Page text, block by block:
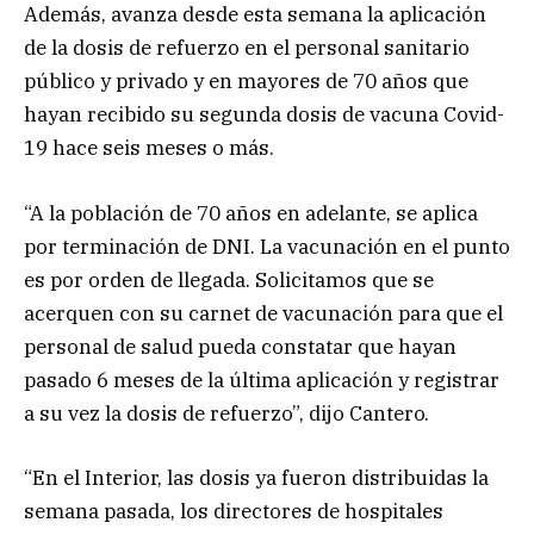
Además, avanza desde esta semana la aplicación
de la dosis de refuerzo en el personal sanitario
público y privado y en mayores de 70 años que
hayan recibido su segunda dosis de vacuna Covid-
19 hace seis meses o más.
“A la población de 70 años en adelante, se aplica
por terminación de DNI. La vacunación en el punto
es por orden de llegada. Solicitamos que se
acerquen con su carnet de vacunación para que el
personal de salud pueda constatar que hayan
pasado 6 meses de la última aplicación y registrar
a su vez la dosis de refuerzo”, dijo Cantero.
“En el Interior, las dosis ya fueron distribuidas la
semana pasada, los directores de hospitales